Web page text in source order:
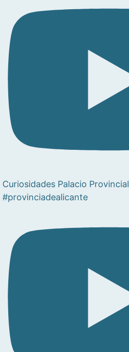
Curiosidades Palacio Provincial
#provinciadealicante